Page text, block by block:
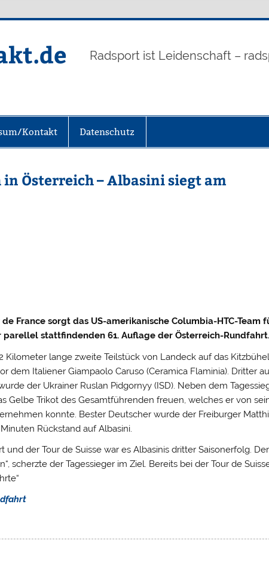
Radsport ist Leidenschaft –
Kontakt Datenschutz
Österreich – Albasini siegt am
France sorgt das US-amerikanische Columbia-HTC-Team
parellel stattfindenden 61. Auflage der Österreich-Rundfahrt.
Kilometer lange zweite Teilstück von Landeck auf das
dem Italiener Giampaolo Caruso (Ceramica Flaminia). Dritter
der Ukrainer Ruslan Pidgornyy (ISD). Neben dem
Gelbe Trikot des Gesamtführenden freuen, welches er von
konnte. Bester Deutscher wurde der Freiburger
Rückstand auf Albasini.
der Tour de Suisse war es Albasinis dritter Saisonerfolg. Der
scherzte der Tagessieger im Ziel. Bereits bei der Tour de